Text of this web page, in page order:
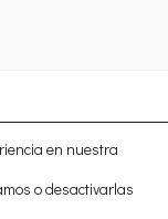
España | Todos
en nuestra
o desactivarlas